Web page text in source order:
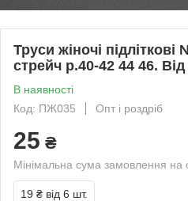
Труси жіночі
стрейч р.40-42 44 46.
В наявності
Код: ПЖ035
Опт і роздріб
25 ₴
Мінімальна сума замовлення на
19 ₴ від 6 шт.